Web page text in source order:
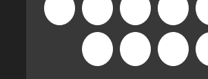
Facebook Reddit
Pinterest Xing